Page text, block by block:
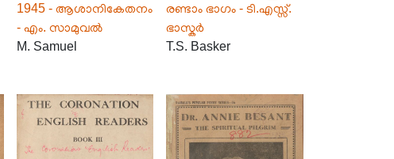
1945 - ആശാനികേതനം
- എം. സാമുവൽ
M. Samuel
രണ്ടാം ഭാഗം - ടി.എസ്സ്.
ഭാസ്കർ
T.S. Basker